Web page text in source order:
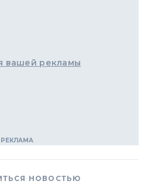
вашей рекламы
НОВОСТЬЮ